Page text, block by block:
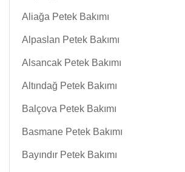
Aliağa Petek Bakımı
Alpaslan Petek Bakımı
Alsancak Petek Bakımı
Altındağ Petek Bakımı
Balçova Petek Bakımı
Basmane Petek Bakımı
Bayındır Petek Bakımı